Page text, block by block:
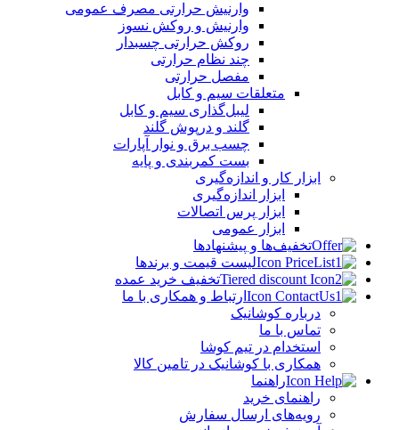
وارنیش حرارتی مصرف عمومی
وارنیش و روکش نسوز
روکش حرارتی چسبدار
چند نظام حرارتی
مفصل حرارتی
متعلقات سیم و کابل
لیبل‌گذاری سیم و کابل
گلند و درپوش گلند
چسب برق و نوار آپارات
بست کمربندی و پایه
ابزار کار و اندازه‌گیری
ابزار اندازه‌گیری
ابزار پرس اتصالات
ابزار عمومی
تخفیف‌ها و پیشنهادها
لیست قیمت و برندها
تخفیف خرید عمده
ارتباط و همکاری با ما
درباره کوشانیک
تماس با ما
استخدام در تیم کوشا
همکاری با کوشانیک در تامین کالا
راهنما
راهنمای خرید
رویه‌های ارسال سفارش